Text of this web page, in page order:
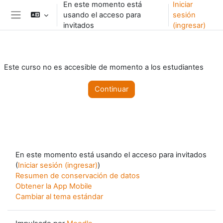
Saltar al contenido principal
Pánel lateral
En este momento está
usando el acceso para
invitados
Iniciar
sesión
(ingresar)
Este curso no es accesible de momento a los estudiantes
Continuar
En este momento está usando el acceso para invitados
(Iniciar sesión (ingresar))
Resumen de conservación de datos
Obtener la App Mobile
Cambiar al tema estándar